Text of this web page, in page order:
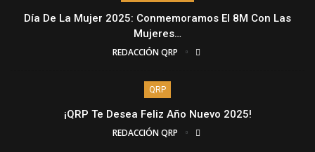
Día De La Mujer 2025: Conmemoramos El 8M Con Las
Mujeres…
REDACCIÓN QRP
QRP
¡QRP Te Desea Feliz Año Nuevo 2025!
REDACCIÓN QRP